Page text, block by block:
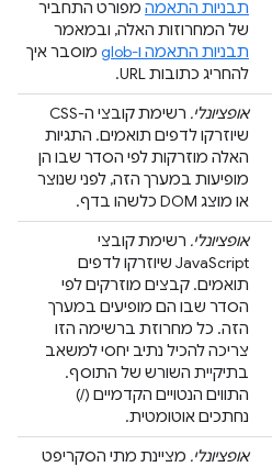
תבניות התאמה מפורט התחביר
של המחרוזות האלה, ובמאמר
תבניות התאמה ו-glob
מוסבר איך
להחריג כתובות URL.
אופציונלי.
רשימת קובצי ה-CSS
שיוזרקו לדפים תואמים. התגיות
האלה מוזרקות לפי הסדר שבו הן
מופיעות במערך הזה, לפני שנוצר
או מוצג DOM כלשהו בדף.
אופציונלי. רשימת קובצי
JavaScript שיוזרקו לדפים
תואמים. קבצים מוזרקים לפי
הסדר שבו הם מופיעים במערך
הזה. כל מחרוזת ברשימה הזו
צריכה להכיל נתיב יחסי למשאב
בתיקיית השורש של התוסף.
התווים הנטויים הקדמיים (‎/‎)
נחתכים אוטומטית.
אופציונלי. מציינת מתי הסקריפט